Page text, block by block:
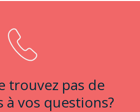
trouvez pas de
à vos questions?